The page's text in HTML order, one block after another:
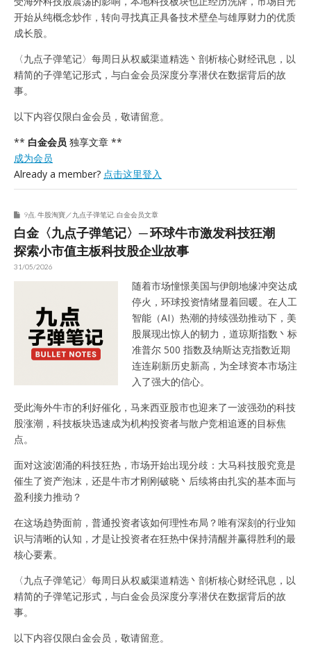
开始从纯概念炒作，转向寻找真正具备技术壁垒与雄厚财力的优质
成长股。
〈九点子弹笔记〉每周日从权威渠道精选丶剖析核心财经讯息，以
精简的子弹笔记形式，与白金会员深度分享潜伏在数据背后的故
事。
以下内容仅限白金会员，敬请留意。
** 白金会员 独享文章 **
成为会员
Already a member? 点击这里登入
9点,牛股淘寶／九点子弹笔记,白金会员文章
白金〈九点子弹笔记〉─ 环球牛市激发科技狂潮
探索小市值主板科技股企业故事
31/05/2026
随着市场憧憬美国与伊朗地缘冲突达成
停火，环球投资情绪显着回暖。在人工
智能（AI）热潮的持续强劲推动下，美
股展现出惊人的韧力，道琼斯指数丶标
准普尔 500 指数及纳斯达克指数近期
连连刷新历史新高，为全球资本市场注
入了强大的信心。
受此海外牛市的利好催化，马来西亚股市也迎来了一波强劲的科技
股涨潮，科技板块迅速成为机构投资者与散户竞相追逐的目标焦
点。
面对这波汹涌的科技狂热，市场开始出现分歧：大马科技股究竟是
催生了资产泡沫，还是牛市才刚刚破晓丶后续将由扎实的基本面与
盈利接力推动？
在这场趋势面前，普通投资者该如何理性布局？唯有深刻的行业知
识与清晰的认知，才是让投资者在狂热中保持清醒并赢得胜利的最
核心要素。
〈九点子弹笔记〉每周日从权威渠道精选丶剖析核心财经讯息，以
精简的子弹笔记形式，与白金会员深度分享潜伏在数据背后的故
事。
以下内容仅限白金会员，敬请留意。